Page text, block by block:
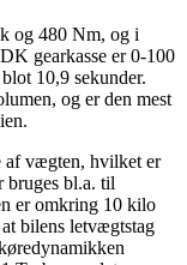
og 480 Nm, og i
gearkasse er 0-100
10,9 sekunder.
og er den mest
af vægten, hvilket er
bruges bl.a. til
er omkring 10 kilo
at bilens letvægtstag